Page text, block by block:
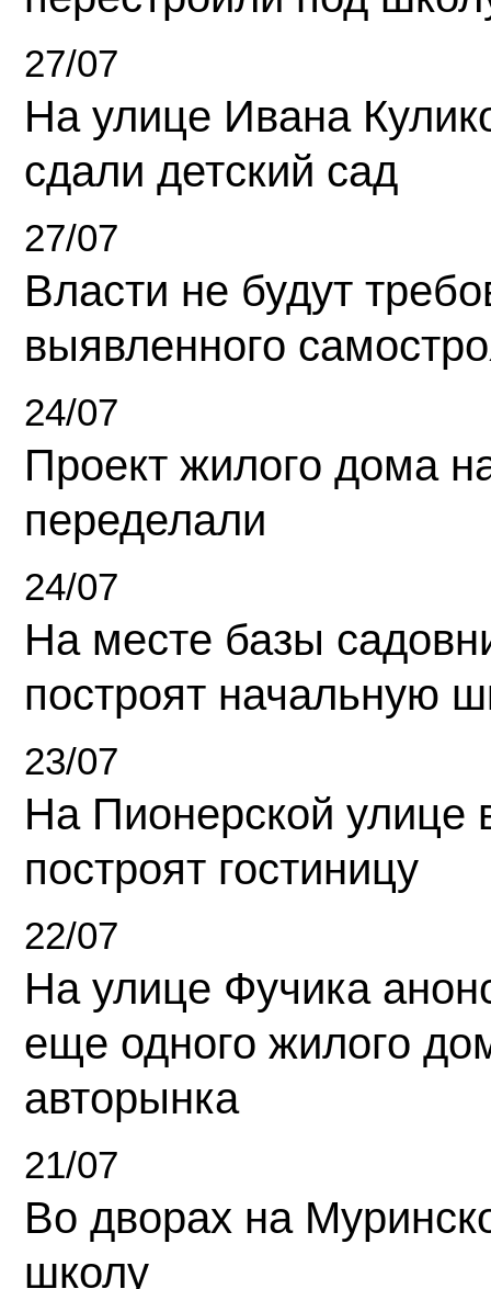
27/07
На улице Ивана
сдали детский сад
27/07
Власти не будут
выявленного
24/07
Проект жилого дома
переделали
24/07
На месте базы
построят начальную
23/07
На Пионерской улице
построят гостиницу
22/07
На улице Фучика
еще одного жилого
авторынка
21/07
Во дворах на
школу